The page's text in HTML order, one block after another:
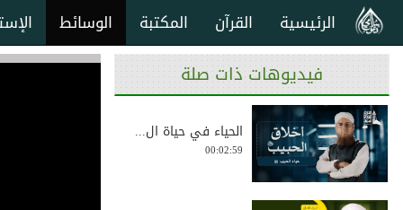
الوسائط المكتبة القرآن الرئيسية
فيديوهات ذات صلة
الحياء في حياة ال...
00:02:59